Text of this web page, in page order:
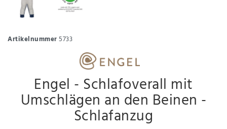
Artikelnummer5733
Engel - Schlafoverall mit
Umschlägen an den Beinen -
Schlafanzug